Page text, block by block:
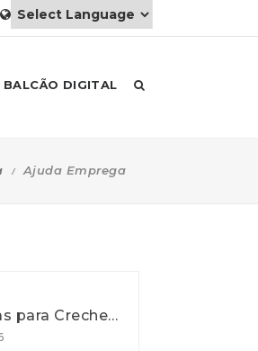
BALCÃO DIGITAL
Ajuda Emprega
Educadoras para Creche e J.I., Lisboa